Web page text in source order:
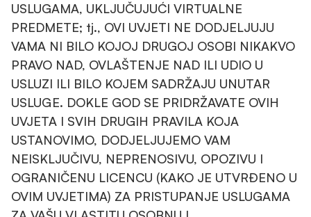
USLUGAMA, UKLJUČUJUĆI VIRTUALNE
PREDMETE; tj., OVI UVJETI NE DODJELJUJU
VAMA NI BILO KOJOJ DRUGOJ OSOBI NIKAKVO
PRAVO NAD, OVLAŠTENJE NAD ILI UDIO U
USLUZI ILI BILO KOJEM SADRŽAJU UNUTAR
USLUGE. DOKLE GOD SE PRIDRŽAVATE OVIH
UVJETA I SVIH DRUGIH PRAVILA KOJA
USTANOVIMO, DODJELJUJEMO VAM
NEISKLJUČIVU, NEPRENOSIVU, OPOZIVU I
OGRANIČENU LICENCU (KAKO JE UTVRĐENO U
OVIM UVJETIMA) ZA PRISTUPANJE USLUGAMA